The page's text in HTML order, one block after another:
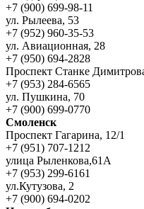
+7 (900) 699-98-11
ул. Рылеева, 53
+7 (952) 960-35-53
ул. Авиационная, 28
+7 (950) 694-2828
Проспект Станке
+7 (953) 284-6565
ул. Пушкина, 70
+7 (900) 699-0770
Смоленск
Проспект Гагарина, 12/1
+7 (951) 707-1212
улица Рыленкова,61А
+7 (953) 299-6161
ул.Кутузова, 2
+7 (900) 694-0202